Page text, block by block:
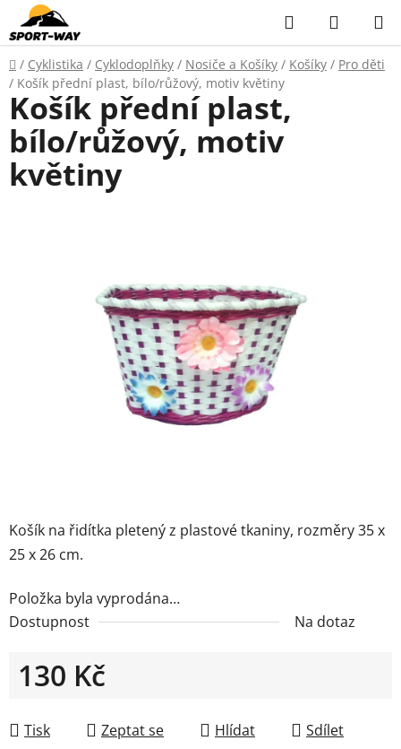
Přejít
na
obsah
Hledat
KOŠÍK
Domů
/ Cyklistika / Cyklodoplňky / Nosiče a Košíky / Košíky / Pro děti
/ Košík přední plast, bílo/růžový, motiv květiny
Košík na řidítka pletený z plastové tkaniny, rozměry 35 x
25 x 26 cm.
Položka byla vyprodána…
Dostupnost
Na dotaz
130 Kč
Tisk
Zeptat se Hlídat Sdílet
Košík přední plast,
bílo/růžový, motiv
květiny